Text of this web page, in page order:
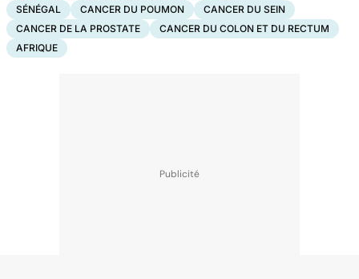
SÉNÉGAL CANCER DU POUMON
CANCER DU SEIN
CANCER DE LA PROSTATE
CANCER DU COLON ET DU RECTUM
AFRIQUE